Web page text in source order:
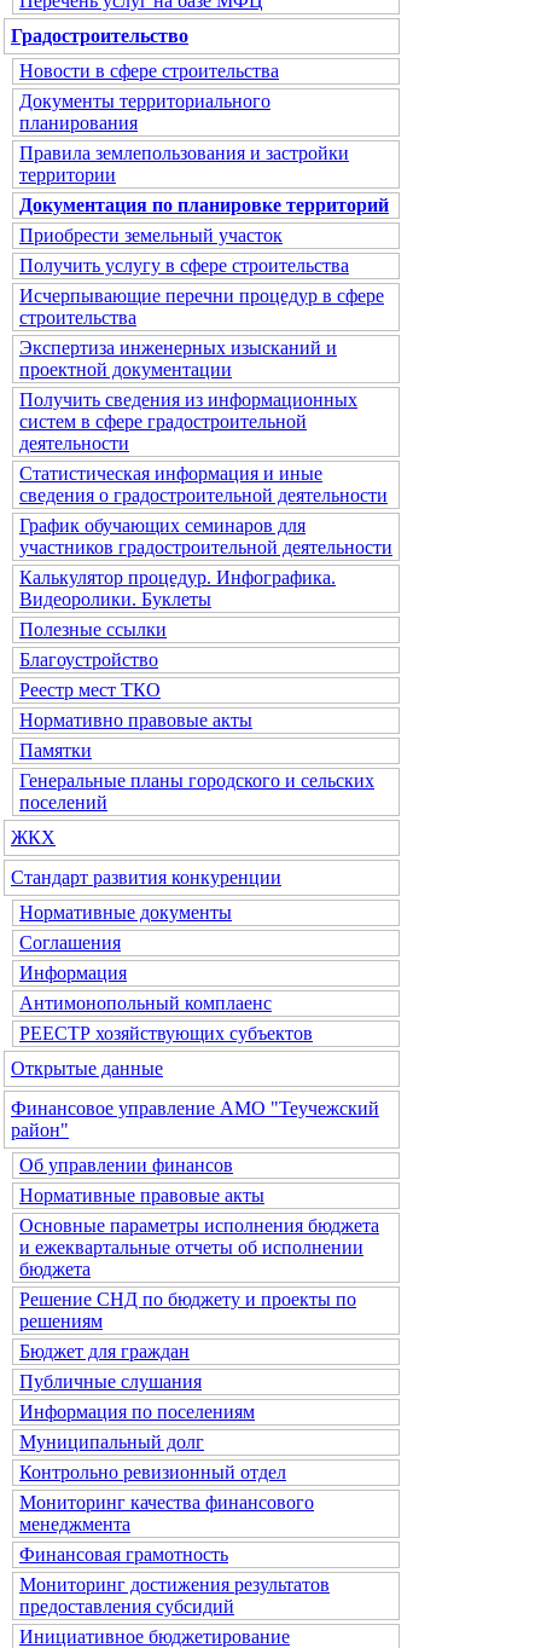
Градостроительство
Новости в сфере строительства
Документы территориального
планирования
Правила землепользования и застройки
территории
Документация по планировке территорий
Приобрести земельный участок
Получить услугу в сфере строительства
Исчерпывающие перечни процедур в сфере
строительства
Экспертиза инженерных изысканий и
проектной документации
Получить сведения из информационных
систем в сфере градостроительной
деятельности
Статистическая информация и иные
сведения о градостроительной деятельности
График обучающих семинаров для
участников градостроительной деятельности
Калькулятор процедур. Инфографика.
Видеоролики. Буклеты
Полезные ссылки
Благоустройство
Реестр мест ТКО
Нормативно правовые акты
Памятки
Генеральные планы городского и сельских
поселений
ЖКХ
Стандарт развития конкуренции
Нормативные документы
Соглашения
Информация
Антимонопольный комплаенс
РЕЕСТР хозяйствующих субъектов
Открытые данные
Финансовое управление АМО "Теучежский
район"
Об управлении финансов
Нормативные правовые акты
Основные параметры исполнения бюджета
и ежеквартальные отчеты об исполнении
бюджета
Решение СНД по бюджету и проекты по
решениям
Бюджет для граждан
Публичные слушания
Информация по поселениям
Муниципальный долг
Контрольно ревизионный отдел
Мониторинг качества финансового
менеджмента
Финансовая грамотность
Мониторинг достижения результатов
предоставления субсидий
Инициативное бюджетирование